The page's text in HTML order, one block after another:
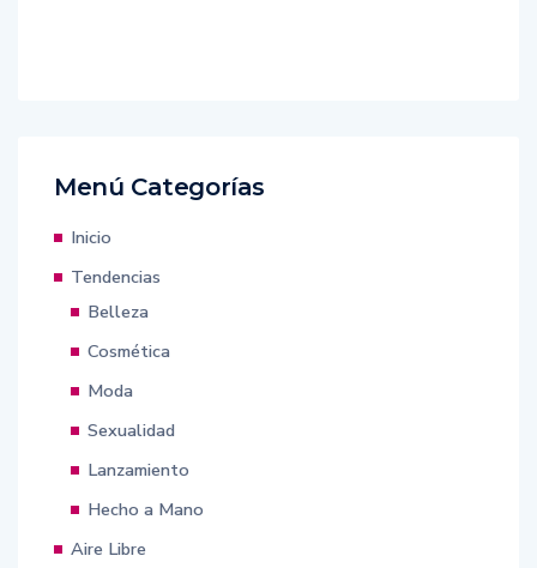
Menú Categorías
Inicio
Tendencias
Belleza
Cosmética
Moda
Sexualidad
Lanzamiento
Hecho a Mano
Aire Libre